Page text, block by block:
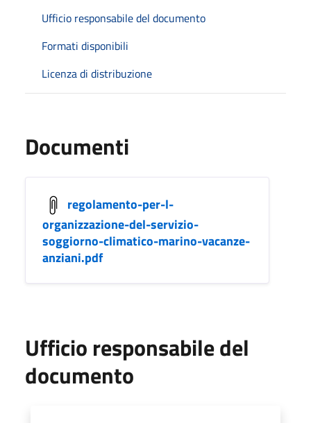
Ufficio responsabile del documento
Formati disponibili
Licenza di distribuzione
Documenti
regolamento-per-l-
organizzazione-del-servizio-
soggiorno-climatico-marino-vacanze-
anziani.pdf
Ufficio responsabile del
documento